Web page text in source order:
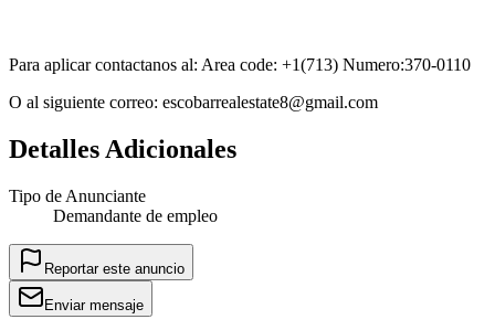
Para aplicar contactanos al: Area code: +1(713) Numero:370-0110
O al siguiente correo: escobarrealestate8@gmail.com
Detalles Adicionales
Tipo de Anunciante
Demandante de empleo
Reportar este anuncio
Enviar mensaje